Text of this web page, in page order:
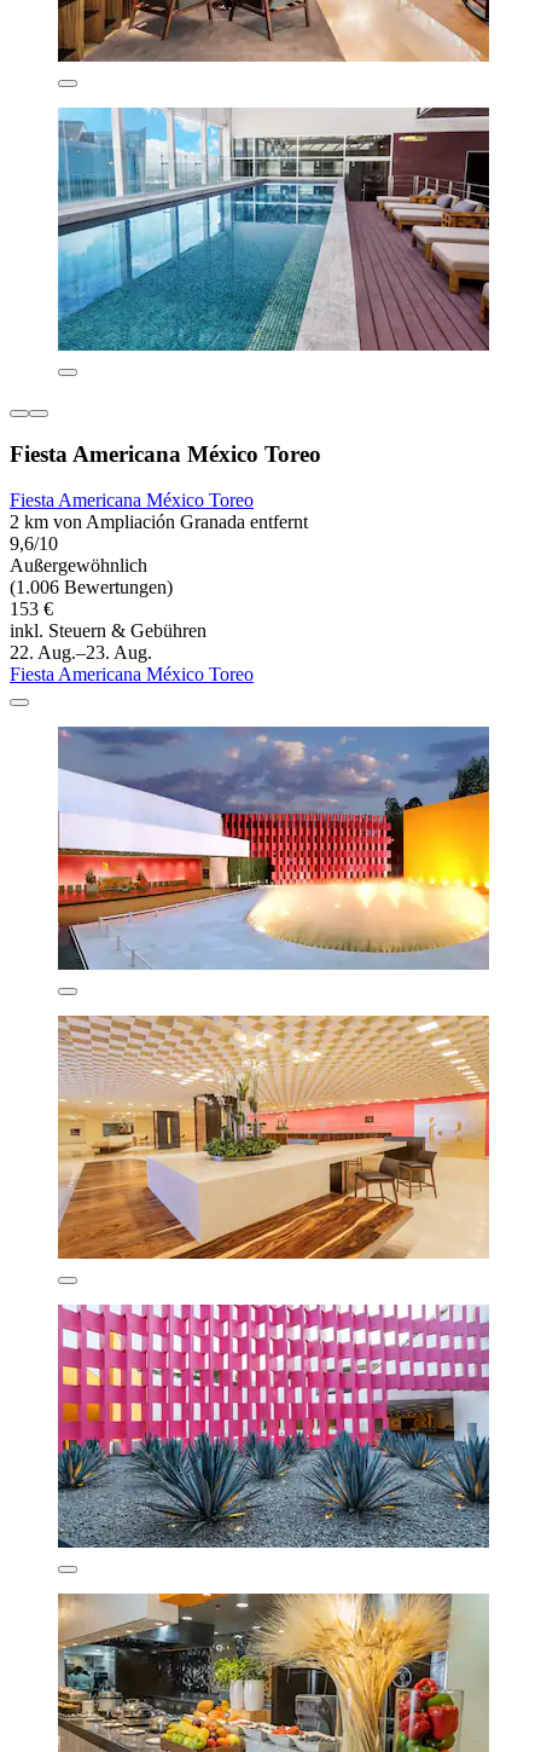
Fiesta Americana México Toreo
Fiesta Americana México Toreo
2 km von Ampliación Granada entfernt
9,6/10
Außergewöhnlich
(1.006 Bewertungen)
153 €
inkl. Steuern & Gebühren
22. Aug.–23. Aug.
Fiesta Americana México Toreo